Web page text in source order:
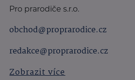
Pro prarodiče s.r.o.
obchod@proprarodice.cz
redakce@proprarodice.cz
Zobrazit více